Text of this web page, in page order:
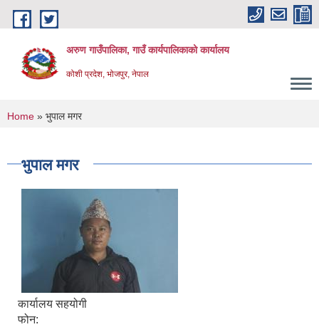
Skip to main content
अरुण गाउँपालिका, गाउँ कार्यपालिकाको कार्यालय
कोशी प्रदेश, भोजपुर, नेपाल
You are here
Home » भुपाल मगर
भुपाल मगर
कार्यालय सहयोगी
फोन: